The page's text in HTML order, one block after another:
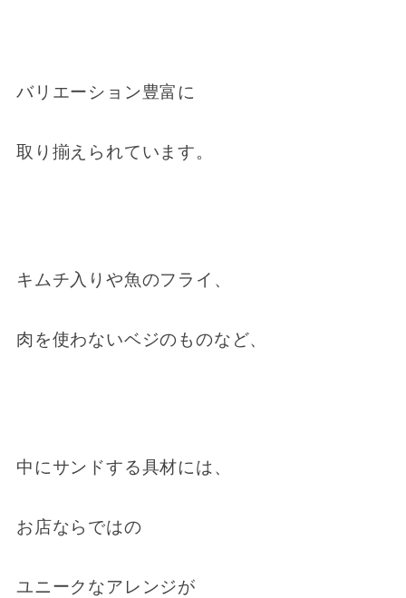
バリエーション豊富に
取り揃えられています。
キムチ入りや魚のフライ、
肉を使わないベジのものなど、
中にサンドする具材には、
お店ならではの
ユニークなアレンジが